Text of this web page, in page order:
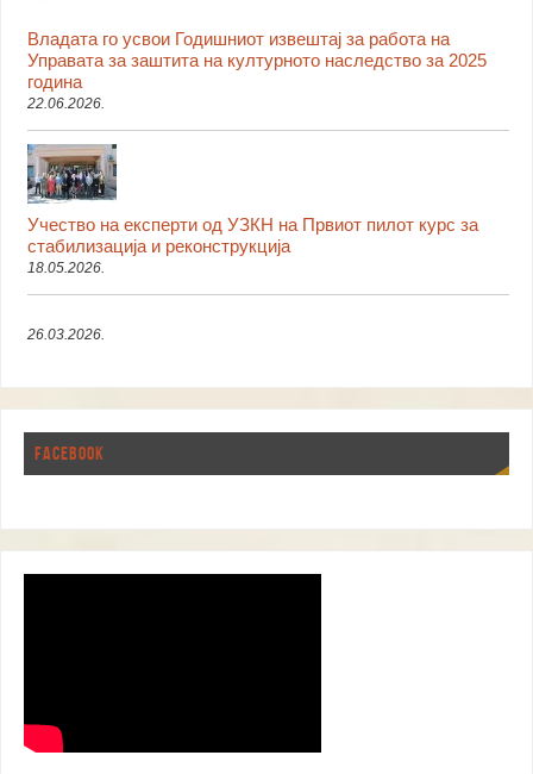
Владата го усвои Годишниот извештај за работа на
Управата за заштита на културното наследство за 2025
година
22.06.2026.
Учество на експерти од УЗКН на Првиот пилот курс за
стабилизација и реконструкција
18.05.2026.
26.03.2026.
FACEBOOK